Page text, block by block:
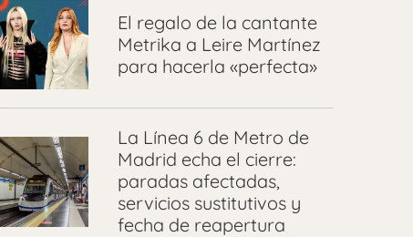
El regalo de la cantante
Metrika a Leire Martínez
para hacerla «perfecta»
La Línea 6 de Metro de
Madrid echa el cierre:
paradas afectadas,
servicios sustitutivos y
fecha de reapertura